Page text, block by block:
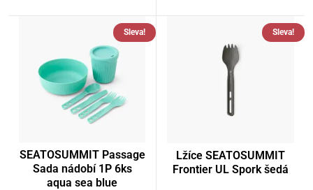
Sleva!
SEATOSUMMIT Passage
Sada nádobí 1P 6ks
aqua sea blue
Sleva!
Lžíce SEATOSUMMIT
Frontier UL Spork šedá